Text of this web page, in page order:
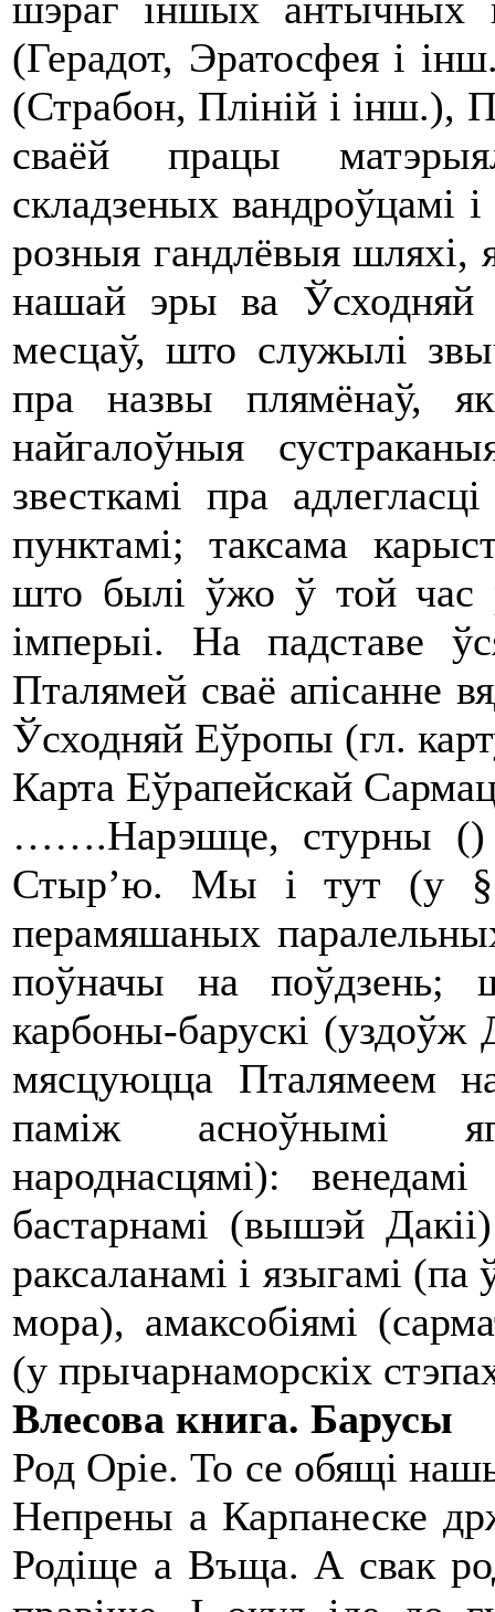
(Герадот, Эратосфея і
(Страбон, Пліній і інш.),
сваёй працы
складзеных вандроўцамі
розныя гандлёвыя шляхі,
нашай эры ва Ўсходняй
месцаў, што служылі
пра назвы плямёнаў,
найгалоўныя
звесткамі пра
пунктамі; таксама
што былі ўжо ў той час
імперыі. На падставе
Пталямей сваё апісанне
Ўсходняй Еўропы (гл.
Карта Еўрапейскай
…….Нарэшце, стурны ()
Стыр’ю. Мы і тут (у §
перамяшаных
поўначы на поўдзень;
карбоны-барускі
мясцуюцца Пталямеем
паміж асноўнымі
народнасцямі):
бастарнамі (вышэй
раксаланамі і языгамі
мора), амаксобіямі
(у прычарнаморскіх
Влесова книга. Барусы
Род Оpie. То се обящi
Непрены а Карпанеске
Родiще а Въща. А свак